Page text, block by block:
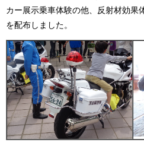
カー展示乗車体験の他、反射材効果
を配布しました。